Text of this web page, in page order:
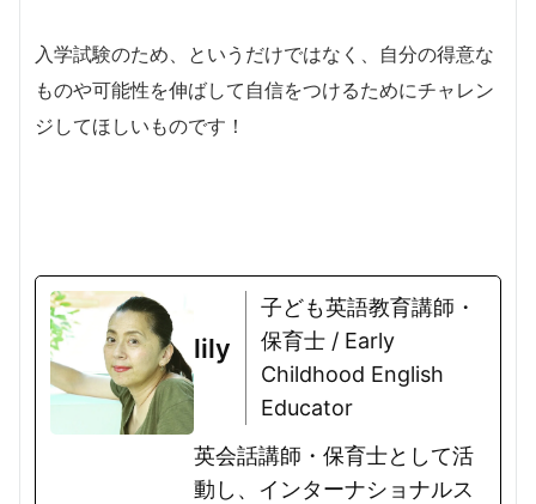
入学試験のため、というだけではなく、自分の得意な
ものや可能性を伸ばして自信をつけるためにチャレン
ジしてほしいものです！
lily
子ども英語教育講師・
保育士 / Early
Childhood English
Educator
英会話講師・保育士として活
動し、インターナショナルス